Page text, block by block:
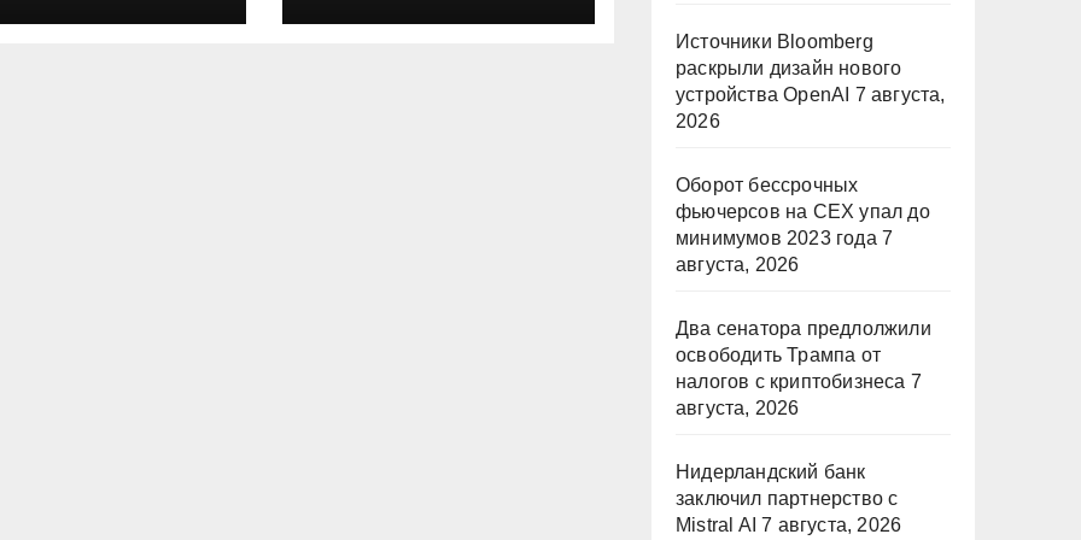
Источники Bloomberg
раскрыли дизайн нового
устройства OpenAI 7 августа,
2026
Оборот бессрочных
фьючерсов на CEX упал до
минимумов 2023 года 7
августа, 2026
Два сенатора предлолжили
освободить Трампа от
налогов с криптобизнеса 7
августа, 2026
Нидерландский банк
заключил партнерство с
Mistral AI 7 августа, 2026